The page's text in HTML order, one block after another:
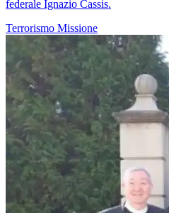
federale Ignazio Cassis.
Terrorismo Missione